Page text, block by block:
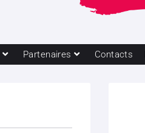
Partenaires Contacts